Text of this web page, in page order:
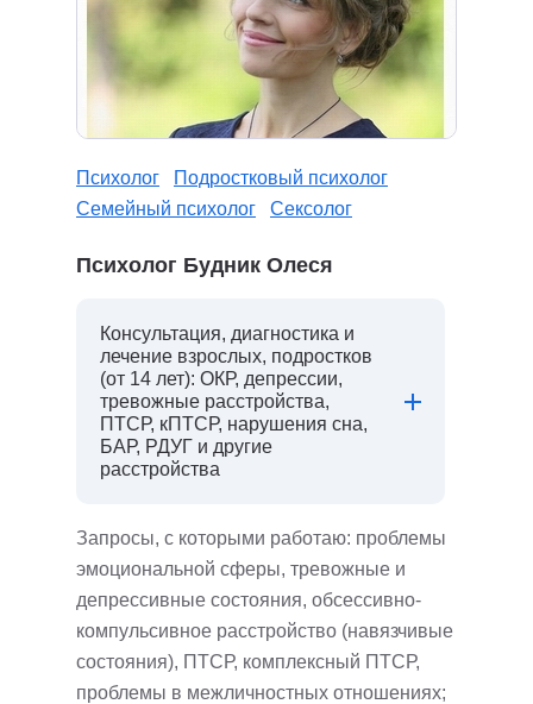
Психолог
Подростковый психолог
Семейный психолог
Сексолог
Психолог Будник Олеся
Консультация, диагностика и
лечение взрослых, подростков
(от 14 лет): ОКР, депрессии,
тревожные расстройства,
ПТСР, кПТСР, нарушения сна,
БАР, РДУГ и другие
расстройства
Запросы, с которыми работаю: проблемы
эмоциональной сферы, тревожные и
депрессивные состояния, обсессивно-
компульсивное расстройство (навязчивые
состояния), ПТСР, комплексный ПТСР,
проблемы в межличностных отношениях;